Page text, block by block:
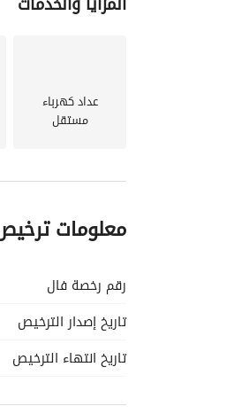
عداد كهرباء
مستقل
معلومات
رقم رخصة فال
تاريخ إصدار الترخيص
تاريخ انتهاء الترخيص